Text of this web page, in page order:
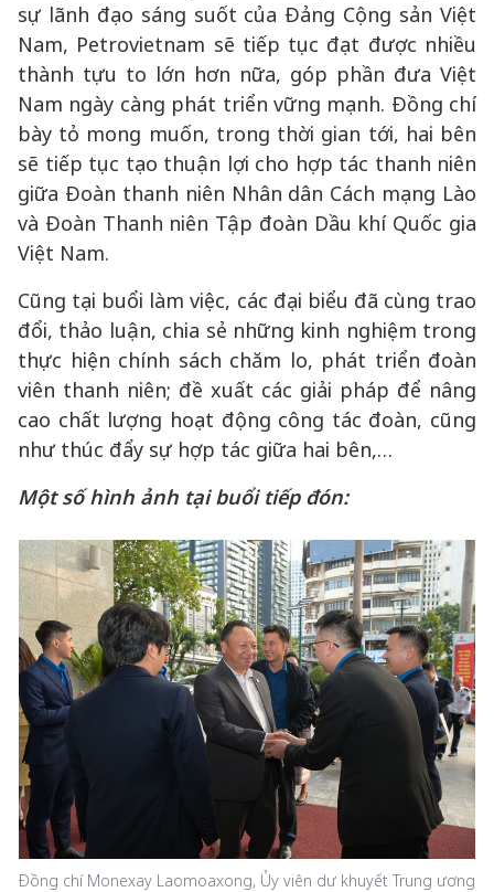
sự lãnh đạo sáng suốt của Đảng Cộng sản Việt
Nam, Petrovietnam sẽ tiếp tục đạt được nhiều
thành tựu to lớn hơn nữa, góp phần đưa Việt
Nam ngày càng phát triển vững mạnh. Đồng chí
bày tỏ mong muốn, trong thời gian tới, hai bên
sẽ tiếp tục tạo thuận lợi cho hợp tác thanh niên
giữa Đoàn thanh niên Nhân dân Cách mạng Lào
và Đoàn Thanh niên Tập đoàn Dầu khí Quốc gia
Việt Nam.
Cũng tại buổi làm việc, các đại biểu đã cùng trao
đổi, thảo luận, chia sẻ những kinh nghiệm trong
thực hiện chính sách chăm lo, phát triển đoàn
viên thanh niên; đề xuất các giải pháp để nâng
cao chất lượng hoạt động công tác đoàn, cũng
như thúc đẩy sự hợp tác giữa hai bên,…
Một số hình ảnh tại buổi tiếp đón:
Đồng chí Monexay Laomoaxong, Ủy viên dự khuyết Trung ương